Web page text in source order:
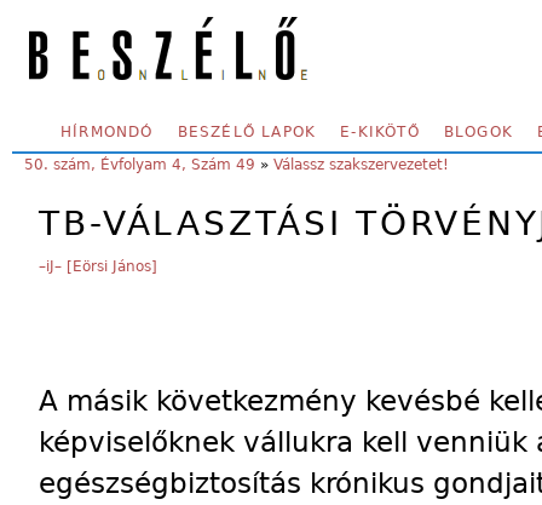
SECONDARY MENU
HÍRMONDÓ BESZÉLŐ LAPOK E-KIKÖTŐ BLOGOK
YOU ARE HERE:
50. szám, Évfolyam 4, Szám 49 » Válassz szakszervezetet!
TB-VÁLASZTÁSI
–iJ– [Eörsi János]
A másik következmény kevésbé
képviselőknek vállukra kell
egészségbiztosítás krónikus